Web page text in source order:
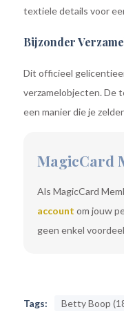
textiele details voor
Bijzonder
Dit officieel
verzamelobjecten. De
een manier die je
MagicCard
Als MagicCard
account om jouw
geen enkel
Tags: Betty Boop